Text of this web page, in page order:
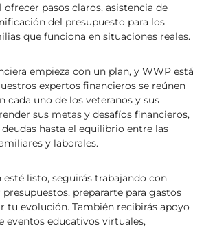
ofrecer pasos claros, asistencia de
del presupuesto para los
que funciona en situaciones reales.
empieza con un plan, y WWP está
expertos financieros se reúnen
cada uno de los veteranos y sus
sus metas y desafíos financieros,
hasta el equilibrio entre las
y laborales.
esté listo, seguirás trabajando con
prepararte para gastos
tu evolución. También recibirás apoyo
eventos educativos virtuales,